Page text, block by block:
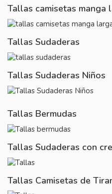
Tallas camisetas manga
Tallas Sudaderas
Tallas Sudaderas Niños
Tallas Bermudas
Tallas Sudaderas con
Tallas Camisetas de